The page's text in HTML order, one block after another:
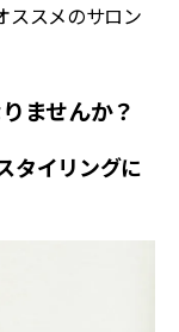
ススメのサロン
ませんか？
タイリングに